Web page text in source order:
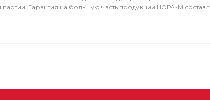
Гарантия на большую часть продукции НОРА-М